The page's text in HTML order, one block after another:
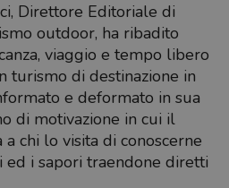
Direttore Editoriale di
outdoor, ha ribadito
viaggio e tempo libero
turismo di destinazione in
e deformato in sua
di motivazione in cui il
chi lo visita di conoscerne
i sapori traendone diretti